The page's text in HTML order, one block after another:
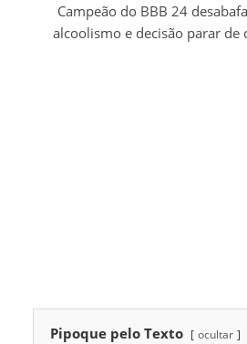
Campeão do BBB 24
alcoolismo e decisão parar de
Pipoque pelo Texto ocultar